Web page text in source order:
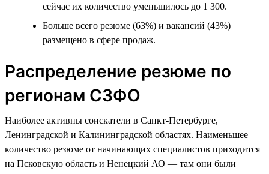
сейчас их количество уменьшилось до 1 300.
Больше всего резюме (63%) и вакансий (43%)
размещено в сфере продаж.
Распределение резюме по
регионам СЗФО
Наиболее активны соискатели в Санкт-Петербурге,
Ленинградской и Калининградской областях. Наименьшее
количество резюме от начинающих специалистов приходится
на Псковскую область и Ненецкий АО — там они были